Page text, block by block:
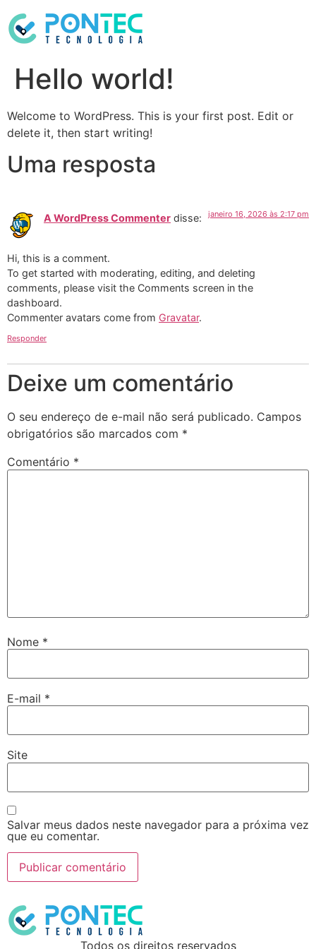
Hello world!
Welcome to WordPress. This is your first post. Edit or
delete it, then start writing!
Uma resposta
A WordPress Commenter disse: janeiro 16, 2026 às 2:17 pm
Hi, this is a comment.
To get started with moderating, editing, and deleting
comments, please visit the Comments screen in the
dashboard.
Commenter avatars come from Gravatar.
Responder
Deixe um comentário
O seu endereço de e-mail não será publicado. Campos
obrigatórios são marcados com *
Comentário *
Nome *
E-mail *
Site
Salvar meus dados neste navegador para a próxima vez
que eu comentar.
Todos os direitos reservados